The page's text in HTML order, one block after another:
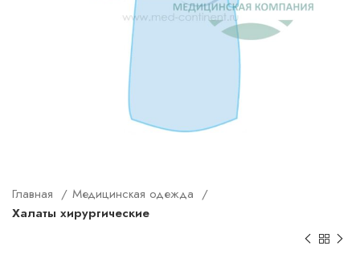
Главная
Медицинская одежда
Халаты хирургические